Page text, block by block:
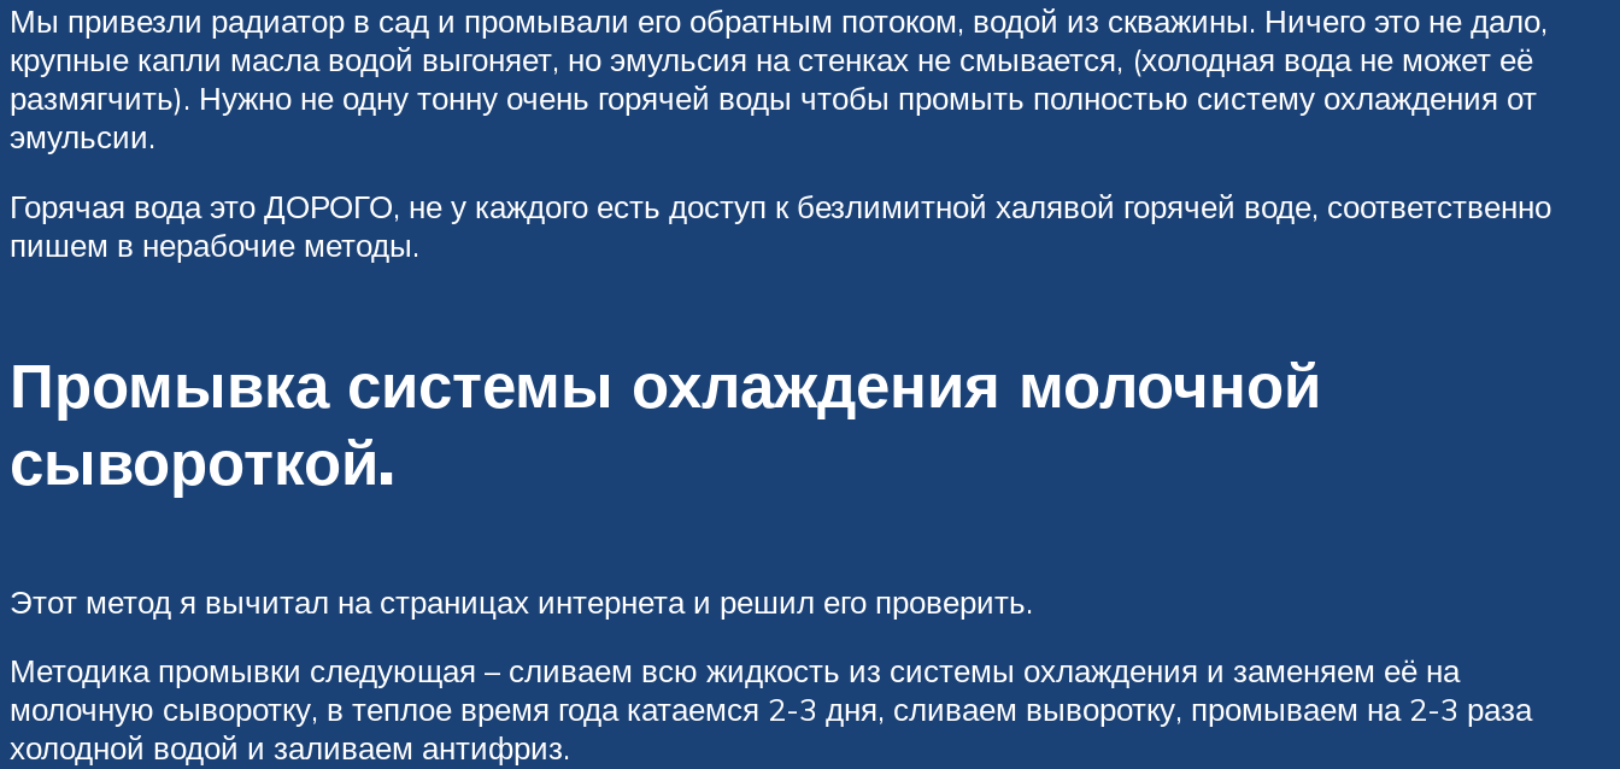
Мы привезли радиатор в сад и промывали его обратным потоком, водой из скважины. Ничего это не дало,
крупные капли масла водой выгоняет, но эмульсия на стенках не смывается, (холодная вода не может её
размягчить). Нужно не одну тонну очень горячей воды чтобы промыть полностью систему охлаждения от
эмульсии.
Горячая вода это ДОРОГО, не у каждого есть доступ к безлимитной халявой горячей воде, соответственно
пишем в нерабочие методы.
Промывка системы охлаждения молочной
сывороткой.
Этот метод я вычитал на страницах интернета и решил его проверить.
Методика промывки следующая – сливаем всю жидкость из системы охлаждения и заменяем её на
молочную сыворотку, в теплое время года катаемся 2-3 дня, сливаем выворотку, промываем на 2-3 раза
холодной водой и заливаем антифриз.